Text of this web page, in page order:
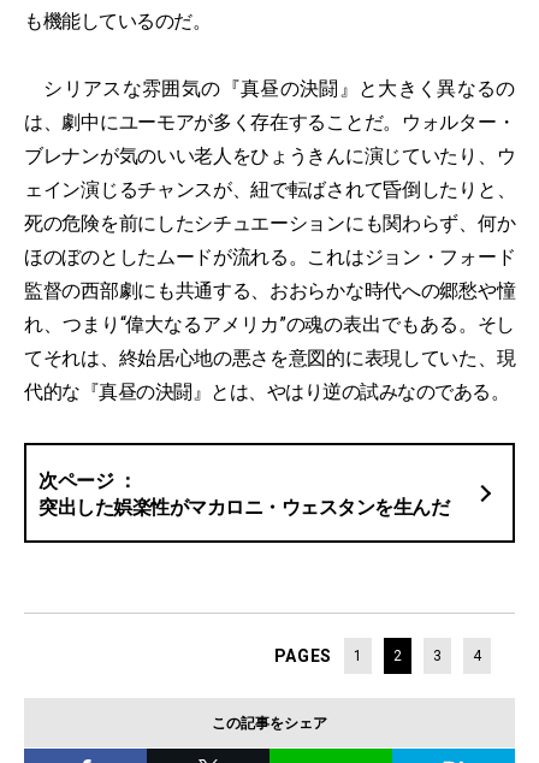
も機能しているのだ。
シリアスな雰囲気の『真昼の決闘』と大きく異なるの
は、劇中にユーモアが多く存在することだ。ウォルター・
ブレナンが気のいい老人をひょうきんに演じていたり、ウ
ェイン演じるチャンスが、紐で転ばされて昏倒したりと、
死の危険を前にしたシチュエーションにも関わらず、何か
ほのぼのとしたムードが流れる。これはジョン・フォード
監督の西部劇にも共通する、おおらかな時代への郷愁や憧
れ、つまり“偉大なるアメリカ”の魂の表出でもある。そし
てそれは、終始居心地の悪さを意図的に表現していた、現
代的な『真昼の決闘』とは、やはり逆の試みなのである。
突出した娯楽性がマカロニ・ウェスタンを生んだ
PAGES 1 2 3 4
この記事をシェア